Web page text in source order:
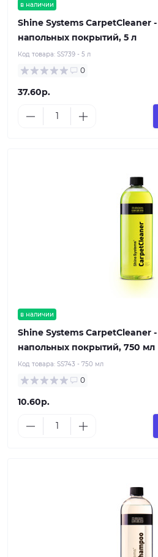
в наличии
Shine Systems CarpetCleaner
напольных покрытий, 5 л
Код товара: SS739 - 5 л
0
37.60р.
в наличии
Shine Systems CarpetCleaner
напольных покрытий, 750 мл
Код товара: SS743 - 750 мл
0
10.60р.